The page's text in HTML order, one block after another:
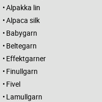
Alpakka lin
Alpaca silk
Babygarn
Beltegarn
Effektgarner
Finullgarn
Fivel
Lamullgarn